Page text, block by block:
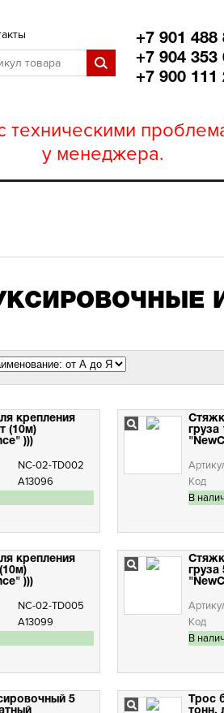
+7 901 488
+7 904 353
+7 900 111
у менеджера.
И
крепления
(10м)
)))
NC-02-TD002
А13096
груза
Код
В
крепления
)))
NC-02-TD005
А13099
груза
Код
В
5
Трос